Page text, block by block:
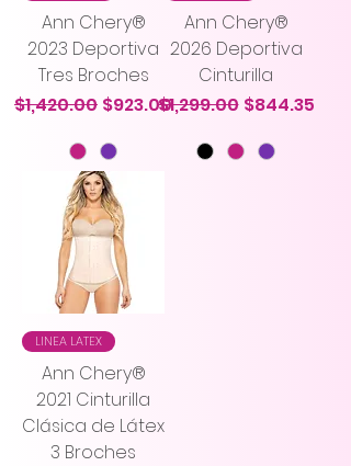
Ann Chery®
2023 Deportiva
Tres Broches
Precio
$1,420.00 Precio de oferta
$923.00
Ann Chery®
2026 Deportiva
Cinturilla
Precio
$1,299.00 Precio de
$844.35
LINEA LATEX
Ann Chery®
2021 Cinturilla
Clásica de Látex
3 Broches